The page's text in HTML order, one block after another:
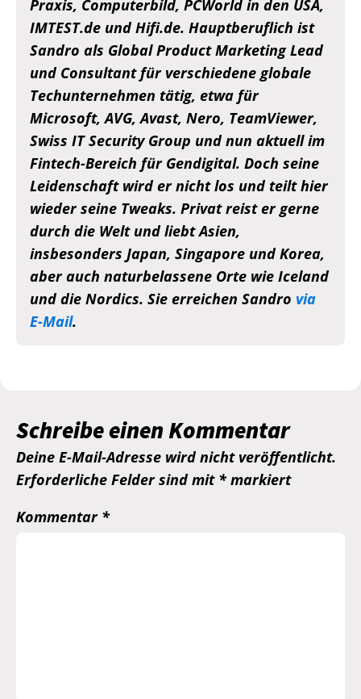
Praxis, Computerbild, PCWorld in den USA,
IMTEST.de und Hifi.de. Hauptberuflich ist
Sandro als Global Product Marketing Lead
und Consultant für verschiedene globale
Techunternehmen tätig, etwa für
Microsoft, AVG, Avast, Nero, TeamViewer,
Swiss IT Security Group und nun aktuell im
Fintech-Bereich für Gendigital. Doch seine
Leidenschaft wird er nicht los und teilt hier
wieder seine Tweaks. Privat reist er gerne
durch die Welt und liebt Asien,
insbesonders Japan, Singapore und Korea,
aber auch naturbelassene Orte wie Iceland
und die Nordics. Sie erreichen Sandro via
E-Mail.
Schreibe einen Kommentar
Deine E-Mail-Adresse wird nicht veröffentlicht.
Erforderliche Felder sind mit *markiert
Kommentar *